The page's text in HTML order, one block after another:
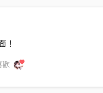
！
歡